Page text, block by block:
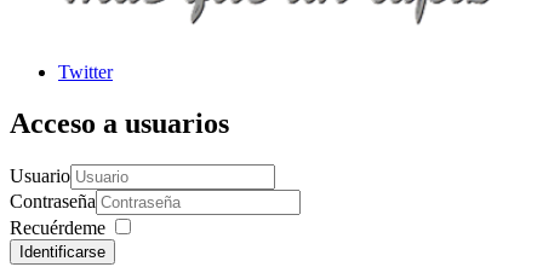
Twitter
Acceso a usuarios
Usuario
Contraseña
Recuérdeme
Identificarse